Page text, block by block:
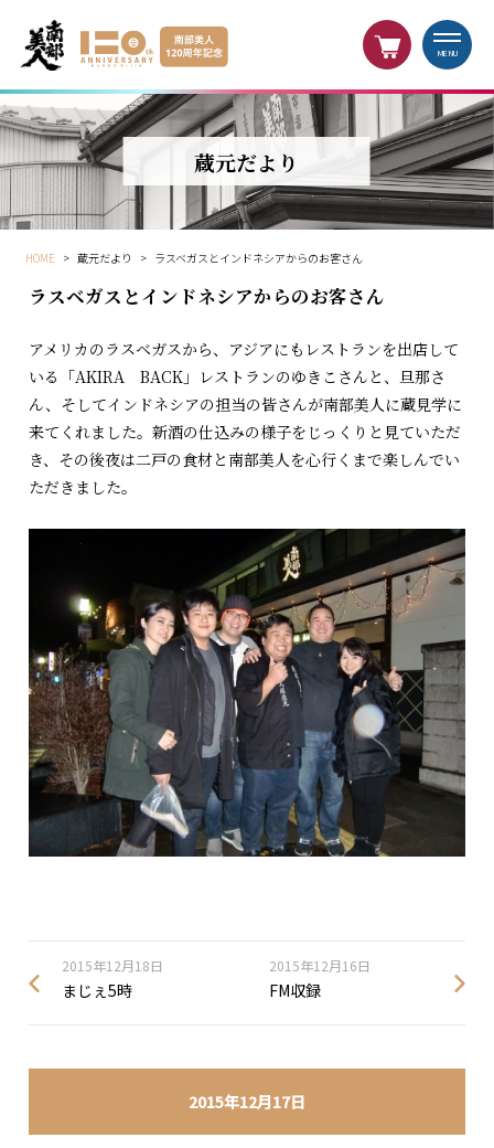
MENU
蔵元だより
HOME > 蔵元だより > ラスベガスとインドネシアからのお客さん
2015年12月17日
ラスベガスとインドネシアからのお客さん
アメリカのラスベガスから、アジアにもレストランを出店して
いる「AKIRA BACK」レストランのゆきこさんと、旦那さ
ん、そしてインドネシアの担当の皆さんが南部美人に蔵見学に
来てくれました。新酒の仕込みの様子をじっくりと見ていただ
き、その後夜は二戸の食材と南部美人を心行くまで楽しんでい
ただきました。
2015年12月18日
まじぇ5時
2015年12月16日
FM収録